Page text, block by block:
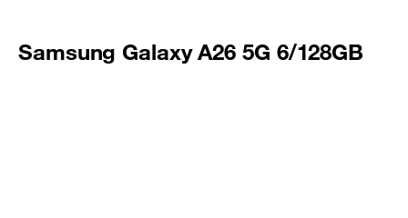
Samsung Galaxy A26 5G 6/128GB